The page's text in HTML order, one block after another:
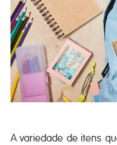
A variedade de itens